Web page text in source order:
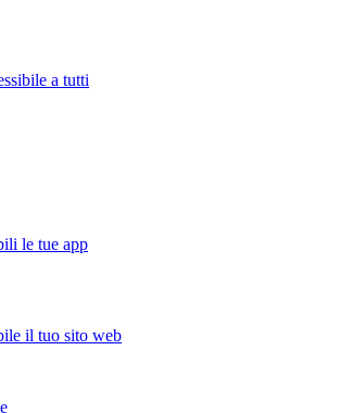
a tutti
le tue app
il tuo sito web